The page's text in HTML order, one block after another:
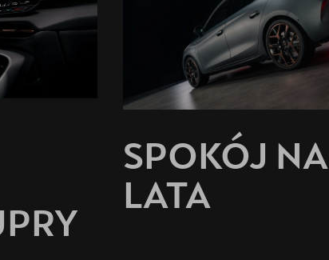
SPOKÓJ NA
LATA